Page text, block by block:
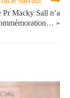
Macky Sall n’a
»